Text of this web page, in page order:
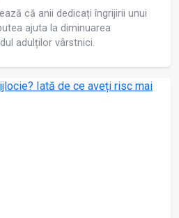
că anii dedicați îngrijirii unui
ajuta la diminuarea
adulților vârstnici.